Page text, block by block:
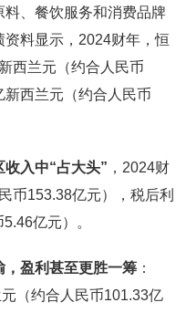
料、餐饮服务和消费品牌
料显示，2024财年，恒
西兰元（约合人民币
西兰元（约合人民币
入中“占大头” ，2024财
币153.38亿元），税后利
亿元）。
，盈利甚至更胜一筹 ：
（约合人民币101.33亿